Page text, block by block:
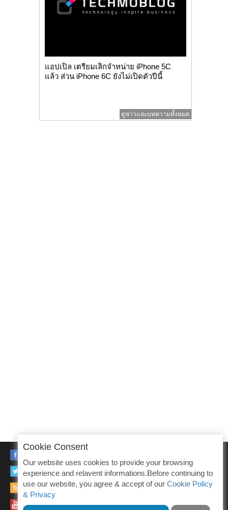
แอปเปิล เตรียมเลิกจำหน่าย iPhone 5C
แล้ว ส่วน iPhone 6C ยังไม่เปิดตัวปีนี้
ดูข่าวและบทความทั้งหมด
TWITTER
RSS
YOUTUBE
Cookie Consent
Our website uses cookies to provide your browsing
experience and relavent informations.Before continuing to
use our website, you agree & accept of our Cookie Policy
& Privacy